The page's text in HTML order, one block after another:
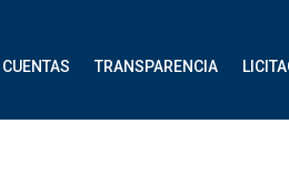
TRANSPARENCIA